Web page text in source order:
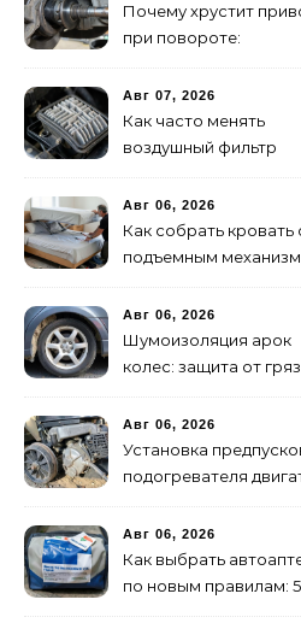
Почему хрустит
при повороте:
Авг 07, 2026
Как часто менять
воздушный фильтр
признаки износа
Авг 06, 2026
Как собрать кровать
подъемным
инструкция
Авг 06, 2026
Шумоизоляция арок
колес: защита от
Авг 06, 2026
Установка
подогревателя
Авг 06, 2026
Как выбрать
по новым правилам: 5